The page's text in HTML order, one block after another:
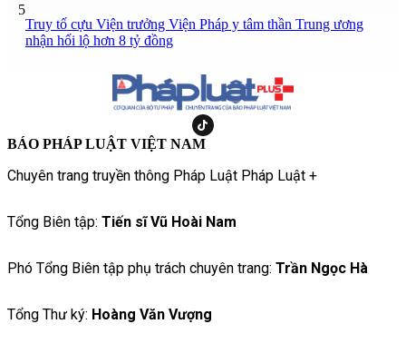
5
Truy tố cựu Viện trưởng Viện Pháp y tâm thần Trung ương
nhận hối lộ hơn 8 tỷ đồng
BÁO PHÁP LUẬT VIỆT NAM
Chuyên trang truyền thông Pháp Luật Pháp Luật +
Tổng Biên tập: Tiến sĩ Vũ Hoài Nam
Phó Tổng Biên tập phụ trách chuyên trang: Trần Ngọc Hà
Tổng Thư ký: Hoàng Văn Vượng